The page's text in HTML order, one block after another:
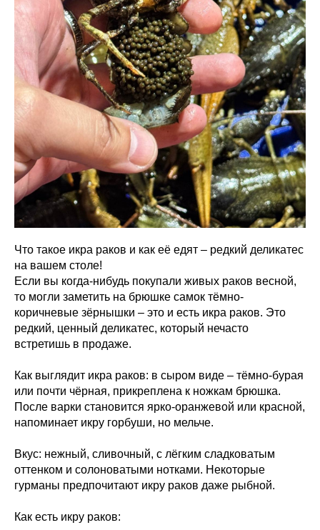
Что такое икра раков и как её едят – редкий деликатес
на вашем столе!
Если вы когда-нибудь покупали живых раков весной,
то могли заметить на брюшке самок тёмно-
коричневые зёрнышки – это и есть икра раков. Это
редкий, ценный деликатес, который нечасто
встретишь в продаже.
Как выглядит икра раков: в сыром виде – тёмно-бурая
или почти чёрная, прикреплена к ножкам брюшка.
После варки становится ярко-оранжевой или красной,
напоминает икру горбуши, но мельче.
Вкус: нежный, сливочный, с лёгким сладковатым
оттенком и солоноватыми нотками. Некоторые
гурманы предпочитают икру раков даже рыбной.
Как есть икру раков: